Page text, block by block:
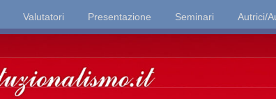
Valutatori Presentazione Seminari Autrici/